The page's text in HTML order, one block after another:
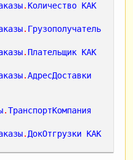
;
. Количество КАК
. Грузополучатель
. Плательщик КАК
.АдресДоставки
.ТранспортКомпания
.ДокОтгрузки КАК